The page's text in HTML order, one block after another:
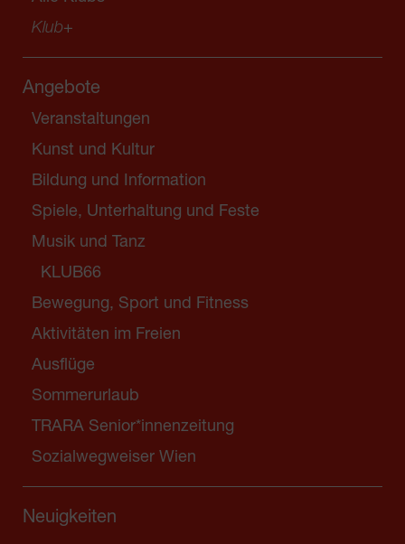
Klub+
Angebote
Veranstaltungen
Kunst und Kultur
Bildung und Information
Spiele, Unterhaltung und Feste
Musik und Tanz
KLUB66
Bewegung, Sport und Fitness
Aktivitäten im Freien
Ausflüge
Sommerurlaub
TRARA Senior*innenzeitung
Sozialwegweiser Wien
Neuigkeiten